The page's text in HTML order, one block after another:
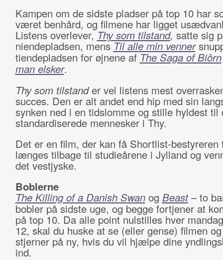
Kampen om de sidste pladser på top 10 har
været benhård, og filmene har ligget
Listens overlever,Thy som tilstand, satte sig
niendepladsen, mensTil alle min venner
tiendepladsen for øjnene af The Saga of Biôrn
man elsker.
Thy som tilstander vel listens mest
succes. Den er alt andet end hip med sin
synken ned i en tidslomme og stille hyldest til
standardiserede mennesker i Thy.
Det er en film, der kan få Shortlist-bestyreren
længes tilbage til studieårene i Jylland og
det vestjyske.
Boblerne
The Killing of a Danish Swanog Beast – to
bobler på sidste uge, og begge fortjener at
på top 10. Da alle point nulstilles hver
12, skal du huske at se (eller gense) filmen
stjerner på ny, hvis du vil hjælpe dine
ind.